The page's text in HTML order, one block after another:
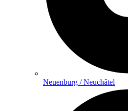
Neuenburg / Neuchâtel